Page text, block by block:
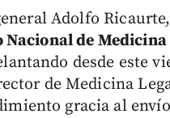
Adolfo
de Medicina
desde este
de Medicina
gracia al